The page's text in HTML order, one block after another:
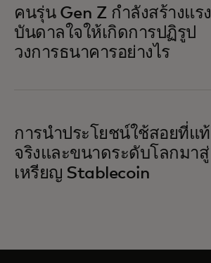
คนรุ่น Gen Z กำลังสร้างแรง
บันดาลใจให้เกิดการปฏิรูป
วงการธนาคารอย่างไร
การนำประโยชน์ใช้สอยที่แท้
จริงและขนาดระดับโลกมาสู่
เหรียญ Stablecoin